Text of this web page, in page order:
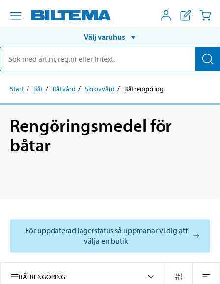
Välj varuhus
Start Båt Båtvård Skrovvård Båtrengöring
Rengöringsmedel för
båtar
För uppdaterad lagerstatus så uppmanar vi dig att
välja en butik
BÅTRENGÖRING